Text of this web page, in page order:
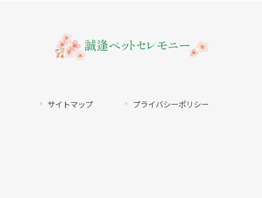
サイトマップ プライバシーポリシー